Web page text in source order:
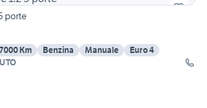
porte
Km Benzina Manuale
Euro 4